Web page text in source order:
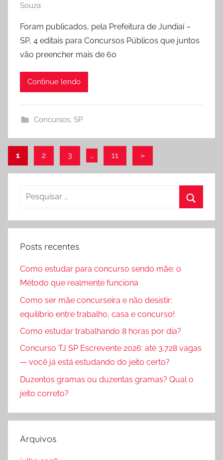
Souza
Foram publicados, pela Prefeitura de Jundiaí –
SP, 4 editais para Concursos Públicos que juntos
vão preencher mais de 60
Continue lendo
Concursos, SP
Navegação
por
posts
1 2 3 … 11
Post
»
Pesquisar
Posts recentes
Como estudar para concurso sendo mãe: o
Método que realmente funciona
Como ser mãe concurseira e não desistir:
equilíbrio entre trabalho, casa e concurso!
Como estudar trabalhando 8 horas por dia?
Concurso TJ SP Escrevente 2026: até 3.728 vagas
— você já está estudando do jeito certo?
Duzentos gramas ou duzentas gramas? Qual o
jeito correto?
Arquivos